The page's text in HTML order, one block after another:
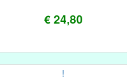
€ 24,80
!